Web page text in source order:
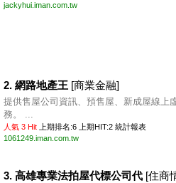
jackyhui.iman.com.tw
2. 網路地產王 [商業金融]
提供售屋公司資訊、預售屋、新成屋線上
務。 ...
人氣 3 Hit 上期排名:6 上期HIT:2 統計報表
1061249.iman.com.tw
3. 高雄專業法拍屋代標公司代 [住商